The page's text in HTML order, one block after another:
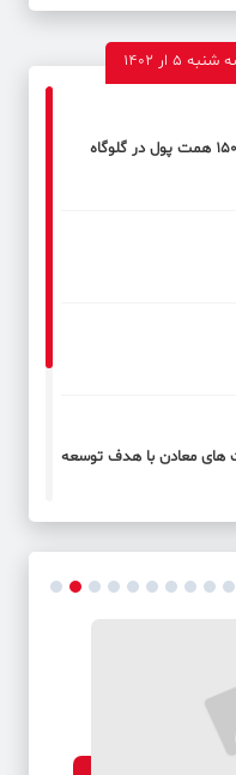
قیمت خودرو در حباب واردات / بلوکه 150 همت پول در گلوگاه
های معادن با هدف توسعه
البرز